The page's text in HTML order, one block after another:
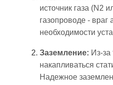
источник газа (N2
газопроводе -
необходимости
Заземление: Из-
накапливаться
Надежное